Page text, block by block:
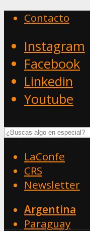
Contacto
Instagram
Facebook
Linkedin
Youtube
LaConfe
CRS
Newsletter
Argentina
Paraguay